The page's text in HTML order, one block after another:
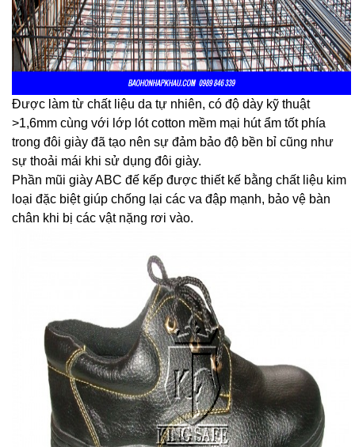
Được làm từ chất liệu da tự nhiên, có độ dày kỹ thuật
>1,6mm cùng với lớp lót cotton mềm mại hút ẩm tốt phía
trong đôi giày đã tạo nên sự đảm bảo độ bền bỉ cũng như
sự thoải mái khi sử dụng đôi giày.
Phần mũi giày ABC đế kếp được thiết kế bằng chất liệu kim
loại đặc biệt giúp chống lại các va đập mạnh, bảo vệ bàn
chân khi bị các vật nặng rơi vào.